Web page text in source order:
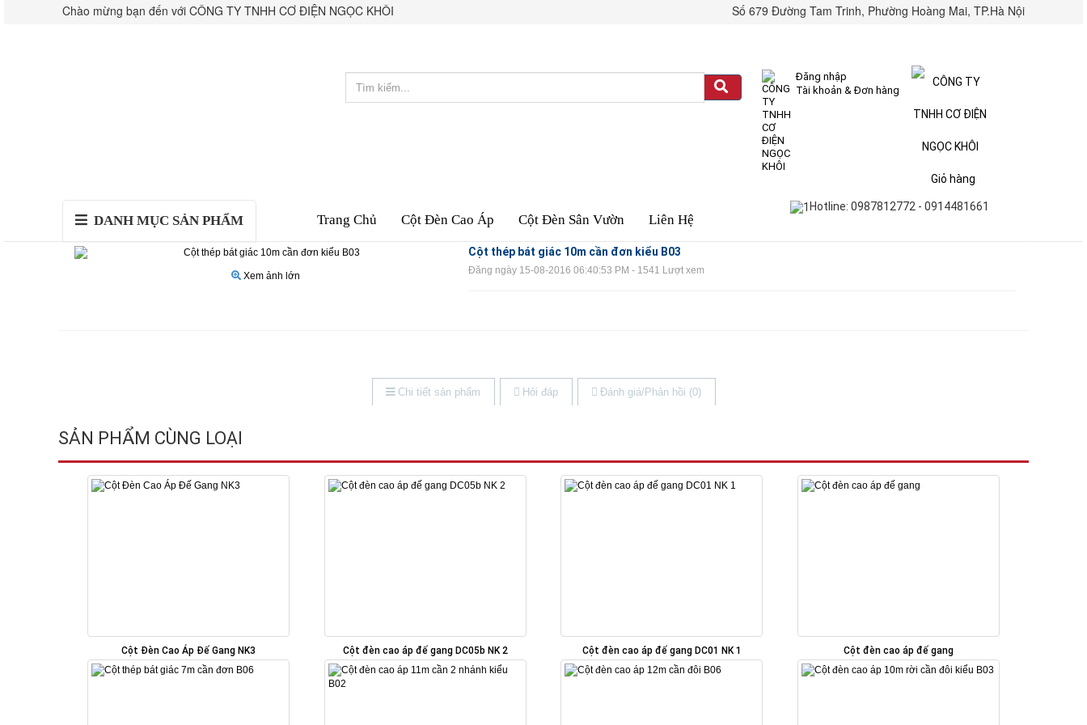
Chào mừng bạn đến với CÔNG TY TNHH CƠ ĐIỆN NGỌC KHÔI Số 679 Đường Tam Trinh, Phường Hoàng Mai, TP.Hà Nội
Đăng nhập
Tài khoản & Đơn hàng
Giỏ hàng
DANH MỤC SẢN PHẨM Trang Chủ Cột Đèn Cao Áp Cột Đèn Sân Vườn Liên Hệ
Hotline: 0987812772 - 0914481661
Xem ảnh lớn
Cột thép bát giác 10m cần đơn kiểu B03
Đăng ngày 15-08-2016 06:40:53 PM - 1541 Lượt xem
Chi tiết sản phẩm Hỏi đáp Đánh giá/Phản hồi (0)
SẢN PHẨM CÙNG LOẠI
Cột Đèn Cao Áp Đế Gang NK3 Cột đèn cao áp đế gang DC05b NK 2 Cột đèn cao áp đế gang DC01 NK 1 Cột đèn cao áp đế gang